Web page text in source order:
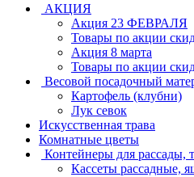
АКЦИЯ
Акция 23 ФЕВРАЛЯ
Товары по акции
Акция 8 марта
Товары по акции
Весовой посадочный
Картофель (клубни)
Лук севок
Искусственная трава
Комнатные цветы
Контейнеры для рассады,
Кассеты рассадные,